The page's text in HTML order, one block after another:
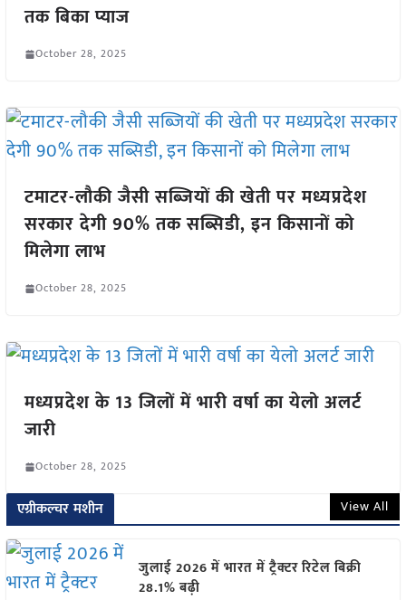
तक बिका प्याज
October 28, 2025
टमाटर-लौकी जैसी सब्जियों की खेती पर मध्यप्रदेश
सरकार देगी 90% तक सब्सिडी, इन किसानों को
मिलेगा लाभ
October 28, 2025
मध्यप्रदेश के 13 जिलों में भारी वर्षा का येलो अलर्ट
जारी
October 28, 2025
एग्रीकल्चर मशीन View All
जुलाई 2026 में भारत में ट्रैक्टर रिटेल बिक्री
28.1% बढ़ी